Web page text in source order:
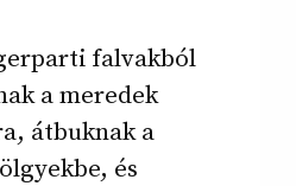
falvakból
a meredek
átbuknak a
és